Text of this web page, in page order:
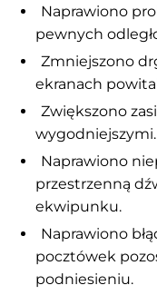
Naprawiono
pewnych
Zmniejszono
ekranach
Zwiększono
wygodniejszymi.
Naprawiono
przestrzenną
ekwipunku.
Naprawiono
pocztówek
podniesieniu.